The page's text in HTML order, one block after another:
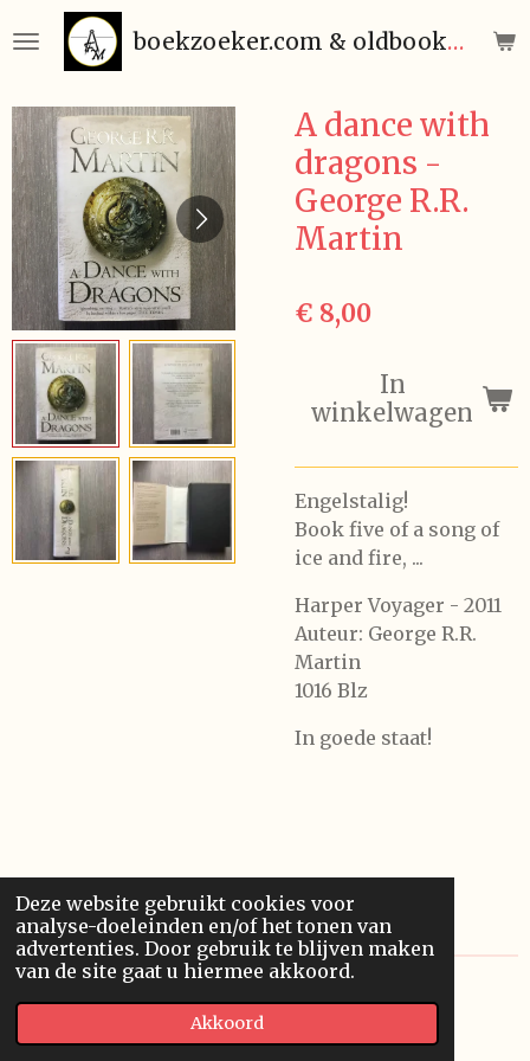
Deze website gebruikt cookies voor
analyse-doeleinden en/of het tonen van
advertenties. Door gebruik te blijven maken
van de site gaat u hiermee akkoord.
Akkoord
direct
de
hoofdinhoud
boekzoeker.com & oldbooks.be
A dance with
dragons -
George R.R.
Martin
€ 8,00
In
winkelwagen
Engelstalig!
Book five of a song of
ice and fire, ...
Harper Voyager - 2011
Auteur: George R.R.
Martin
1016 Blz
In goede staat!